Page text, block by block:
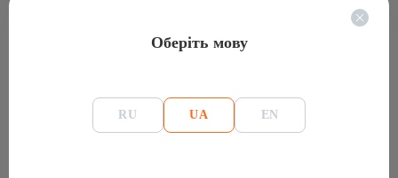
Наявність в AsicFox уточнюйте у наших консультантів,
Оберіть мову
RU UA EN